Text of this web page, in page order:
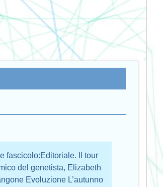
fascicolo:Editoriale. Il tour
del genetista, Elizabeth
Evoluzione L’autunno